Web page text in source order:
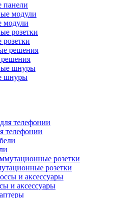
панели
модули
шнуры
телефонии
розетки
и аксессуары